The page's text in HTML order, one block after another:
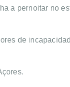
a pernoitar no
de